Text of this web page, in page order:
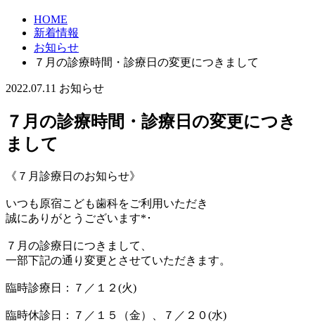
HOME
新着情報
お知らせ
７月の診療時間・診療日の変更につきまして
2022.07.11 お知らせ
７月の診療時間・診療日の変更につき
まして
《７月診療日のお知らせ》
いつも原宿こども歯科をご利用いただき
誠にありがとうございます*･
７月の診療日につきまして、
一部下記の通り変更とさせていただきます。
臨時診療日：７／１２(火)
臨時休診日：７／１５（金）、７／２０(水)